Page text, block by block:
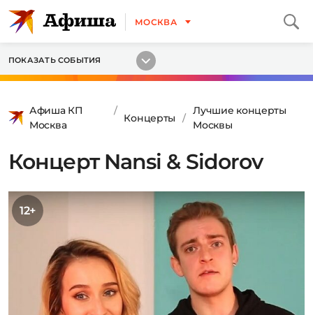
МОСКВА
ПОКАЗАТЬ СОБЫТИЯ
Афиша КП
Москва
Концерты
Лучшие концерты
Москвы
Концерт Nansi & Sidorov
12+